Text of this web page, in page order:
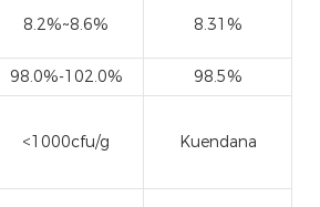
8.2%~8.6% 8.31%
98.0%-102.0%
98.5%
<1000cfu/g Kuendana